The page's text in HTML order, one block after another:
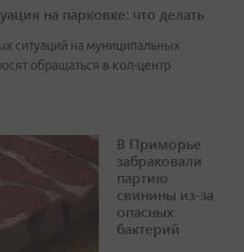
на парковке: что делать
ситуаций на муниципальных
обращаться в кол-центр
В Приморье
забраковали
партию
свинины из-за
опасных
бактерий